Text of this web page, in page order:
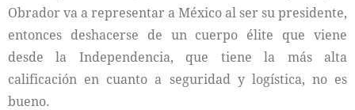
Obrador va a representar a México al ser su presidente,
entonces deshacerse de un cuerpo élite que viene
desde la Independencia, que tiene la más alta
calificación en cuanto a seguridad y logística, no es
bueno.